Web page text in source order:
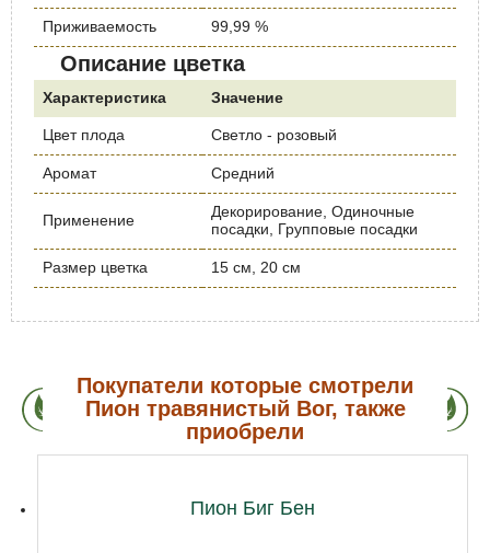
Приживаемость 99,99 %
Описание цветка
Характеристика Значение
Цвет плода Светло - розовый
Аромат Средний
Применение
Декорирование, Одиночные
посадки, Групповые посадки
Размер цветка 15 см, 20 см
Покупатели которые смотрели
Пион травянистый Вог, также
приобрели
Пион Биг Бен